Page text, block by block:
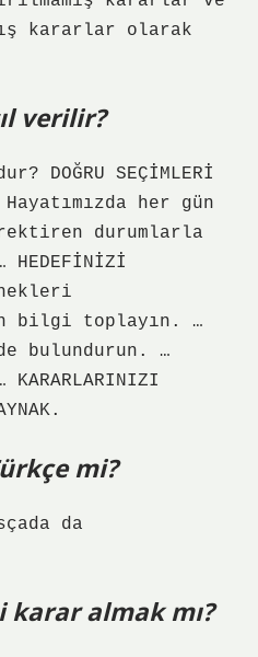
kararlar olarak
verilir?
DOĞRU SEÇİMLERİ
Hayatımızda her gün
durumlarla
bilgi toplayın. …
bulundurun. …
mi?
da
almak mı?